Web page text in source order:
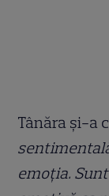
Tânăra și-a
emoția.